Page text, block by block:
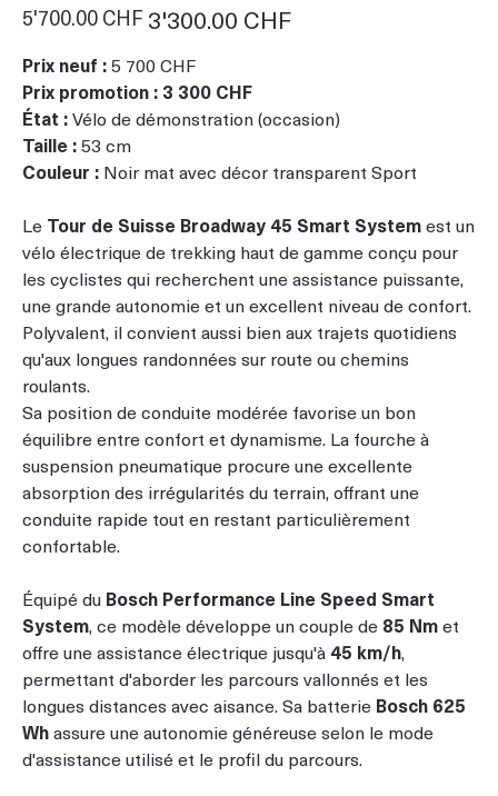
DEMO
Prix
d’origine
5'700.00 CHF promotionnel
3'300.00 CHF
Prix neuf :5 700 CHF
Prix promotion : 3 300 CHF
État :Vélo de démonstration (occasion)
Taille :53 cm
Couleur : Noir mat avec décor transparent Sport
Le Tour de Suisse Broadway 45 Smart Systemest un
vélo électrique de trekking haut de gamme conçu pour
les cyclistes qui recherchent une assistance puissante,
une grande autonomie et un excellent niveau de confort.
Polyvalent, il convient aussi bien aux trajets quotidiens
qu'aux longues randonnées sur route ou chemins
roulants.
Sa position de conduite modérée favorise un bon
équilibre entre confort et dynamisme. La fourche à
suspension pneumatique procure une excellente
absorption des irrégularités du terrain, offrant une
conduite rapide tout en restant particulièrement
confortable.
Équipé du Bosch Performance Line Speed Smart
System, ce modèle développe un couple de 85 Nmet
offre une assistance électrique jusqu'à 45 km/h,
permettant d'aborder les parcours vallonnés et les
longues distances avec aisance. Sa batterie Bosch 625
Whassure une autonomie généreuse selon le mode
d'assistance utilisé et le profil du parcours.